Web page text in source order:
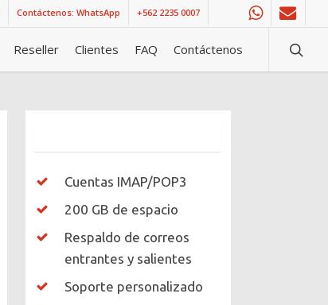
whatsappemail
Contáctenos: WhatsApp +562 2235 0007
Reseller Clientes FAQ Contáctenos
Cuentas IMAP/POP3
200 GB de espacio
Respaldo de correos
entrantes y salientes
Soporte personalizado